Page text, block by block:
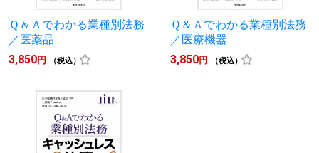
Ｑ＆Ａでわかる業種別法務
／医薬品
3,850円 （税込）
Ｑ＆Ａでわかる業種別法務
／医療機器
3,850円 （税込）